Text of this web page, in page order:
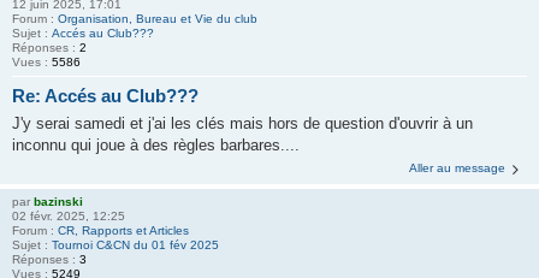
12 juin 2025, 17:01
Forum : Organisation, Bureau et Vie du club
Sujet : Accés au Club???
Réponses : 2
Vues : 5586
Re: Accés au Club???
J'y serai samedi et j'ai les clés mais hors de question d'ouvrir à un
inconnu qui joue à des règles barbares....
Aller au message
par bazinski
02 févr. 2025, 12:25
Forum : CR, Rapports et Articles
Sujet : Tournoi C&CN du 01 fév 2025
Réponses : 3
Vues : 5249